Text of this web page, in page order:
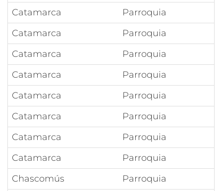
Catamarca
Parroquia
Catamarca
Parroquia
Catamarca
Parroquia
Catamarca
Parroquia
Catamarca
Parroquia
Catamarca
Parroquia
Catamarca
Parroquia
Catamarca
Parroquia
Chascomús
Parroquia